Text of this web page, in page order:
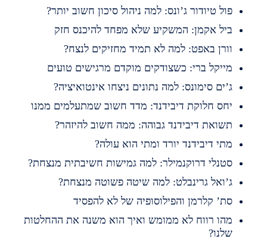
טיודור ג’ונס: למה ניהול סיכון חשוב יותר?
אקמן: המשקיע שלא מפחד להיכנס חזק
באפט: למה לא תמיד מחזיקים לנצח?
ברי: כשצודקים מוקדם מרגישים טועים
סימונס: למה נתונים ניצחו אינטואיציה?
חלוקת דיבידנד: מדד חשוב שמתעלמים ממנו
דיבידנד גבוהה: ממה חשוב להיזהר?
דיבידנד יורד ומתי הוא עולה?
דרוקנמילר: למה גמישות חשיבתית מנצחת?
גרינבלט: למה שיטה פשוטה מנצחת?
קלרמן והפילוסופיה של לא להפסיד
רווח לא ממומש ואיך הוא משנה את ההחלטות